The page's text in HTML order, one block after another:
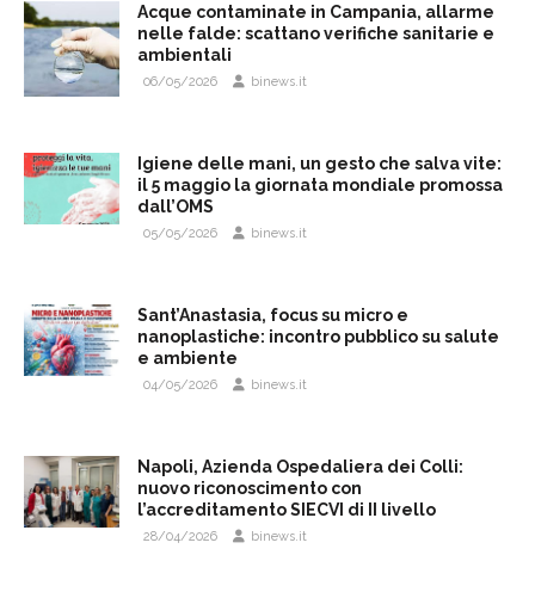
Acque contaminate in Campania, allarme
nelle falde: scattano verifiche sanitarie e
ambientali
06/05/2026 binews.it
Igiene delle mani, un gesto che salva vite:
il 5 maggio la giornata mondiale promossa
dall’OMS
05/05/2026 binews.it
Sant’Anastasia, focus su micro e
nanoplastiche: incontro pubblico su salute
e ambiente
04/05/2026 binews.it
Napoli, Azienda Ospedaliera dei Colli:
nuovo riconoscimento con
l’accreditamento SIECVI di II livello
28/04/2026 binews.it